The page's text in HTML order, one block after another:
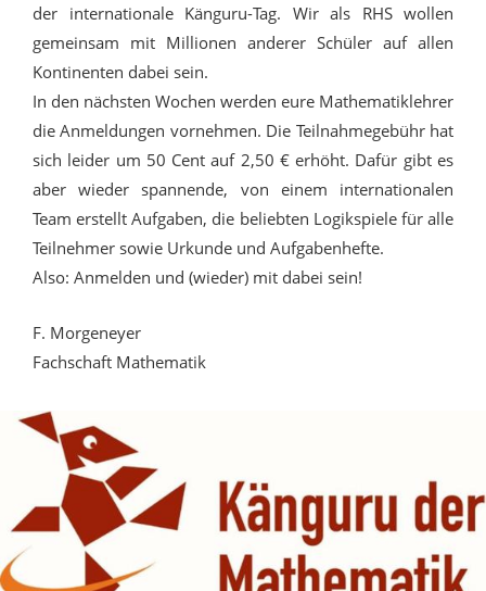
der internationale Känguru-Tag. Wir als RHS wollen
gemeinsam mit Millionen anderer Schüler auf allen
Kontinenten dabei sein.
In den nächsten Wochen werden eure Mathematiklehrer
die Anmeldungen vornehmen. Die Teilnahmegebühr hat
sich leider um 50 Cent auf 2,50 € erhöht. Dafür gibt es
aber wieder spannende, von einem internationalen
Team erstellt Aufgaben, die beliebten Logikspiele für alle
Teilnehmer sowie Urkunde und Aufgabenhefte.
Also: Anmelden und (wieder) mit dabei sein!
F. Morgeneyer
Fachschaft Mathematik